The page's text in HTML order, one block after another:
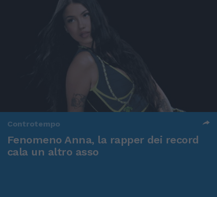
Controtempo
Fenomeno Anna, la rapper dei record
cala un altro asso